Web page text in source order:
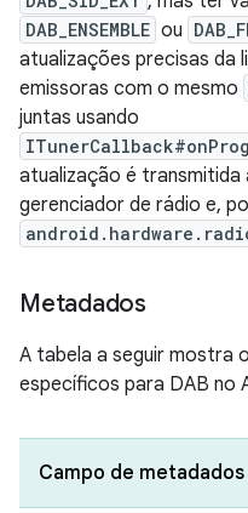
DAB_ENSEMBLE ou
atualizações precisas da
emissoras com o mesmo
juntas usando
atualização é transmitida
gerenciador de rádio e,
Metadados
A tabela a seguir mostra
específicos para DAB no
Campo de metadados